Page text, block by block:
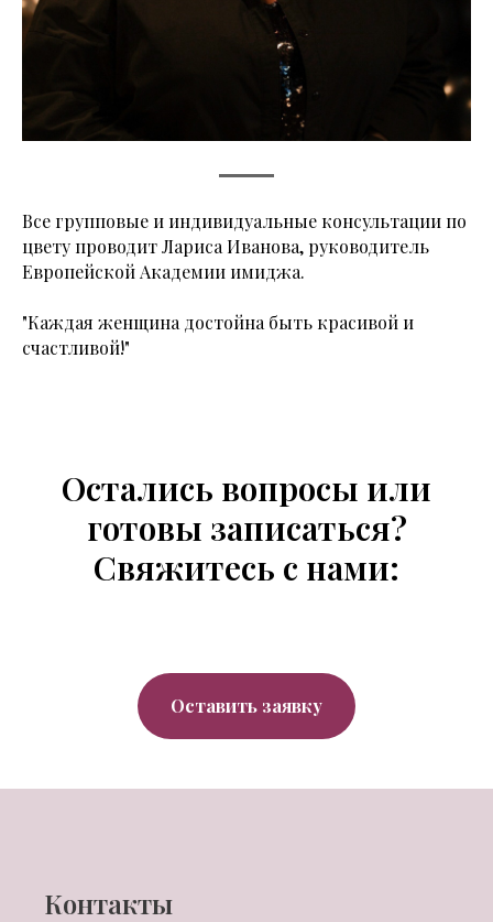
Все групповые и индивидуальные консультации по
цвету проводит Лариса Иванова, руководитель
Европейской Академии имиджа.
"Каждая женщина достойна быть красивой и
счастливой!"
Остались вопросы или
готовы записаться?
Свяжитесь с нами:
Оставить заявку
Контакты